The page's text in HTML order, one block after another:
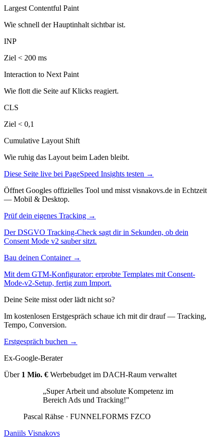
Largest Contentful Paint
Wie schnell der Hauptinhalt sichtbar ist.
INP
Ziel < 200 ms
Interaction to Next Paint
Wie flott die Seite auf Klicks reagiert.
CLS
Ziel < 0,1
Cumulative Layout Shift
Wie ruhig das Layout beim Laden bleibt.
Diese Seite live bei PageSpeed Insights testen →
Öffnet Googles offizielles Tool und misst visnakovs.de in Echtzeit
— Mobil & Desktop.
Prüf dein eigenes Tracking →
Der DSGVO Tracking-Check sagt dir in Sekunden, ob dein
Consent Mode v2 sauber sitzt.
Bau deinen Container →
Mit dem GTM-Konfigurator: erprobte Templates mit Consent-
Mode-v2-Setup, fertig zum Import.
Deine Seite misst oder lädt nicht so?
Im kostenlosen Erstgespräch schaue ich mit dir drauf — Tracking,
Tempo, Conversion.
Erstgespräch buchen →
Ex-Google-Berater
Über 1 Mio. € Werbebudget im DACH-Raum verwaltet
„Super Arbeit und absolute Kompetenz im
Bereich Ads und Tracking!"
Pascal Rähse · FUNNELFORMS FZCO
Daniils Visnakovs